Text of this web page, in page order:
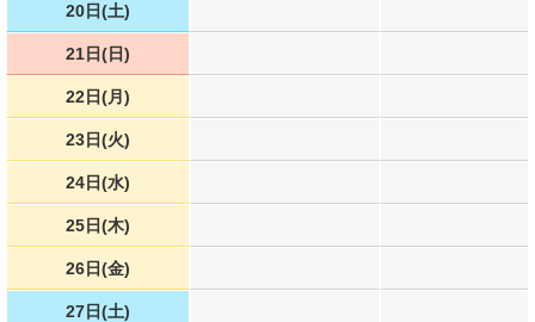
20日(土)
21日(日)
22日(月)
23日(火)
24日(水)
25日(木)
26日(金)
27日(土)